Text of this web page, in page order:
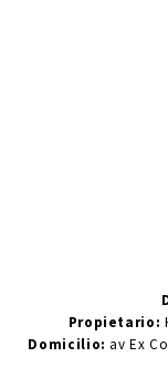
Propietario:
Domicilio: av Ex